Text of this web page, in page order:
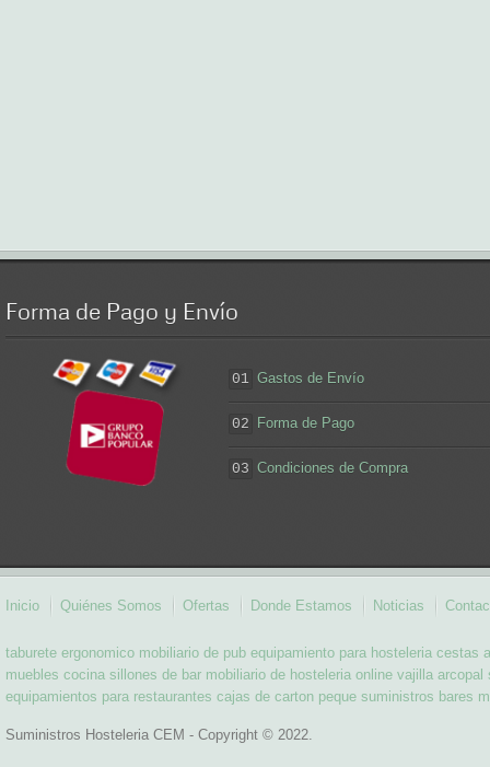
Forma de Pago y Envío
01 Gastos de Envío
02 Forma de Pago
03 Condiciones de Compra
Inicio Quiénes Somos Ofertas Donde Estamos Noticias
taburete ergonomico mobiliario de pub equipamiento para hosteleria cestas
muebles cocina sillones de bar mobiliario de hosteleria online vajilla arcopal
equipamientos para restaurantes cajas de carton peque suministros bares
Suministros Hosteleria CEM - Copyright © 2022.